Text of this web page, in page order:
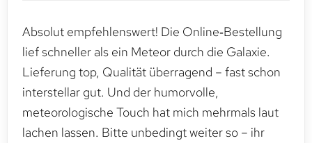
Absolut empfehlenswert! Die Online‑Bestellung
lief schneller als ein Meteor durch die Galaxie.
Lieferung top, Qualität überragend – fast schon
interstellar gut. Und der humorvolle,
meteorologische Touch hat mich mehrmals laut
lachen lassen. Bitte unbedingt weiter so – ihr